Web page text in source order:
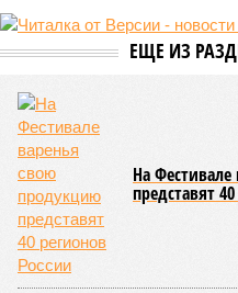
ЖК «Светлый мир «Станция
схема достройки через
за прошедшие два года
практически не видно. По
порталов, первую очередь
декабрю 2026 г., вторую – к
этом из кураторов стройки
сроки должны
площадке, по
бывающих у забора, какая-